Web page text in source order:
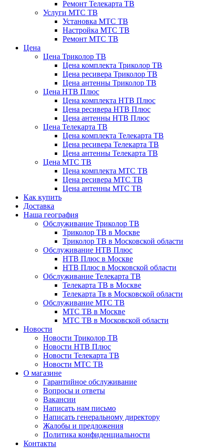
Ремонт Телекарта ТВ
Услуги МТС ТВ
Установка МТС ТВ
Настройка МТС ТВ
Ремонт МТС ТВ
Цена
Цена Триколор ТВ
Цена комплекта Триколор ТВ
Цена ресивера Триколор ТВ
Цена антенны Триколор ТВ
Цена НТВ Плюс
Цена комплекта НТВ Плюс
Цена ресивера НТВ Плюс
Цена антенны НТВ Плюс
Цена Телекарта ТВ
Цена комплекта Телекарта ТВ
Цена ресивера Телекарта ТВ
Цена антенны Телекарта ТВ
Цена МТС ТВ
Цена комплекта МТС ТВ
Цена ресивера МТС ТВ
Цена антенны МТС ТВ
Как купить
Доставка
Наша география
Обслуживание Триколор ТВ
Триколор ТВ в Москве
Триколор ТВ в Московской области
Обслуживание НТВ Плюс
НТВ Плюс в Москве
НТВ Плюс в Московской области
Обслуживание Телекарта ТВ
Телекарта ТВ в Москве
Телекарта Тв в Московской области
Обслуживание МТС ТВ
МТС ТВ в Москве
МТС ТВ в Московской области
Новости
Новости Триколор ТВ
Новости НТВ Плюс
Новости Телекарта ТВ
Новости МТС ТВ
О магазине
Гарантийное обслуживание
Вопросы и ответы
Вакансии
Написать нам письмо
Написать генеральному директору
Жалобы и предложения
Политика конфиденциальности
Контакты